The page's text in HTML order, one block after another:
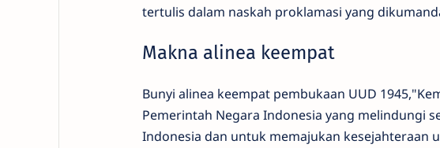
tertulis dalam naskah proklamasi yang
Makna alinea keempat
Bunyi alinea keempat pembukaan UUD
Pemerintah Negara Indonesia yang melindungi
Indonesia dan untuk memajukan kesejahteraan